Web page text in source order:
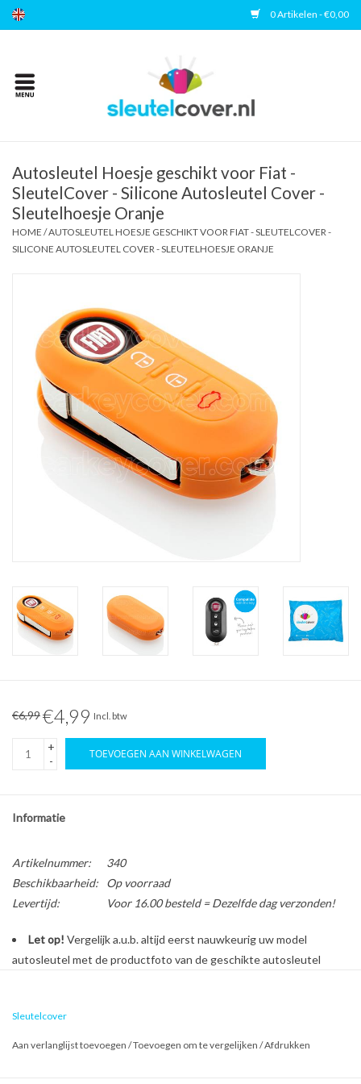
0 Artikelen - €0,00
Home
Accessoires
Veelgestelde vragen
Autosleutel Hoesje geschikt voor Fiat -
SleutelCover - Silicone Autosleutel Cover -
Sleutelhoesje Oranje
HOME /AUTOSLEUTEL HOESJE GESCHIKT VOOR FIAT - SLEUTELCOVER -
SILICONE AUTOSLEUTEL COVER - SLEUTELHOESJE ORANJE
€6,99€4,99 Incl. btw
+
-
TOEVOEGEN AAN WINKELWAGEN
Informatie
Artikelnummer:
340
Beschikbaarheid:
Op voorraad
Levertijd:
Voor 16.00 besteld = Dezelfde dag verzonden!
Let op! Vergelijk a.u.b. altijd eerst nauwkeurig uw model
autosleutel met de productfoto van de geschikte autosleutel
Sleutelcover
Aan verlanglijst toevoegen /Toevoegen om te vergelijken /Afdrukken